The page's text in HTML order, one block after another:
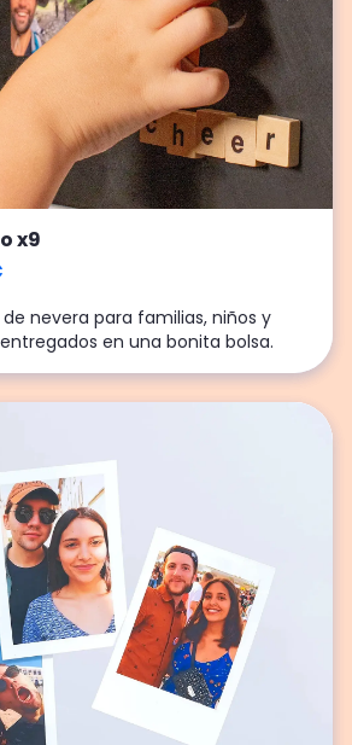
x5
de recuerdos! El imán de
que alegrará tu día a día!
x9
nevera para familias, niños y
en una bonita bolsa.